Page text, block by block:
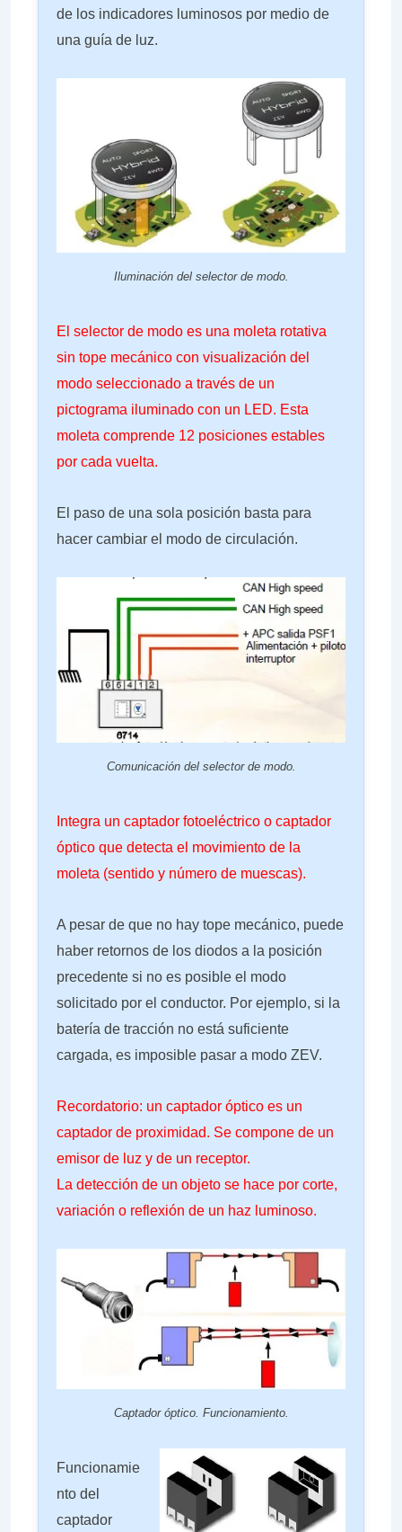
de los indicadores luminosos por medio de
una guía de luz.
Iluminación del selector de modo.
El selector de modo es una moleta rotativa
sin tope mecánico con visualización del
modo seleccionado a través de un
pictograma iluminado con un LED. Esta
moleta comprende 12 posiciones estables
por cada vuelta.
El paso de una sola posición basta para
hacer cambiar el modo de circulación.
Comunicación del selector de modo.
Integra un captador fotoeléctrico o captador
óptico que detecta el movimiento de la
moleta (sentido y número de muescas).
A pesar de que no hay tope mecánico, puede
haber retornos de los diodos a la posición
precedente si no es posible el modo
solicitado por el conductor. Por ejemplo, si la
batería de tracción no está suficiente
cargada, es imposible pasar a modo ZEV.
Recordatorio: un captador óptico es un
captador de proximidad. Se compone de un
emisor de luz y de un receptor.
La detección de un objeto se hace por corte,
variación o reflexión de un haz luminoso.
Captador óptico. Funcionamiento.
Funcionamie
nto del
captador